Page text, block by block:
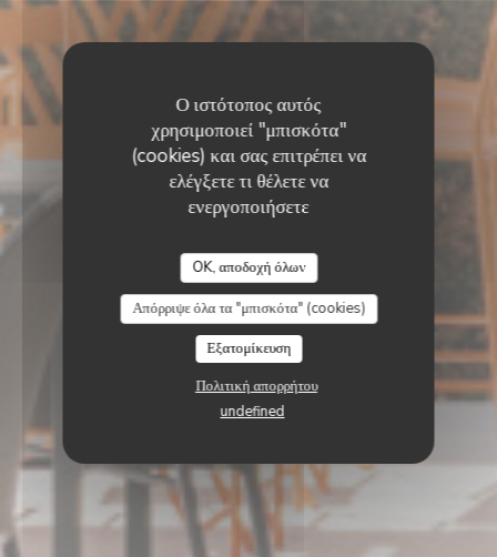
Ο ιστότοπος αυτός
χρησιμοποιεί "μπισκότα"
(cookies) και σας επιτρέπει να
ελέγξετε τι θέλετε να
ενεργοποιήσετε
OK, αποδοχή όλων
Απόρριψε όλα τα "μπισκότα" (cookies)
Εξατομίκευση
Πολιτική απορρήτου
undefined